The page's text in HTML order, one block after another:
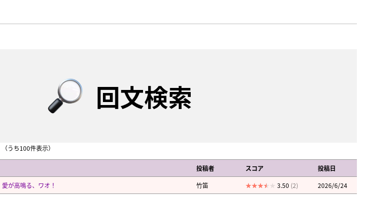
回文検索
（うち100件表示）
投稿者 スコア
投稿日
が高鳴る、ワオ！ 竹笛 3.50 (2)
2026/6/24